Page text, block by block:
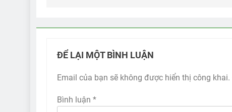
ĐỂ LẠI MỘT BÌNH LUẬN
Email của bạn sẽ không được hiển thị công khai.
Bình luận *